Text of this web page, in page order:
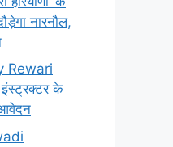
नारनौल,
Rewari
के
आवेदन